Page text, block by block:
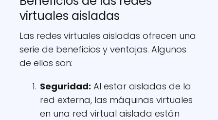
virtuales aisladas
Las redes virtuales aisladas ofrecen una
serie de beneficios y ventajas. Algunos
de ellos son:
Seguridad: Al estar aisladas de la
red externa, las máquinas virtuales
en una red virtual aislada están